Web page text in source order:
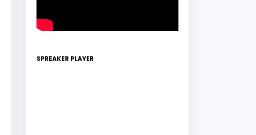
SPREAKER PLAYER